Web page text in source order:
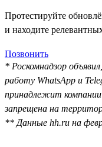
Протестируйте
и находите
Позвонить
* Роскомнадзор
работу WhatsApp и
принадлежит
запрещена на
** Данные hh.ru на